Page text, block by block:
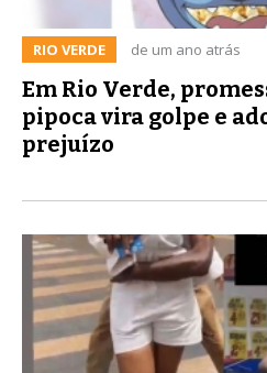
RIO VERDE de um ano atrás
Em Rio Verde,
pipoca vira golpe e
prejuízo